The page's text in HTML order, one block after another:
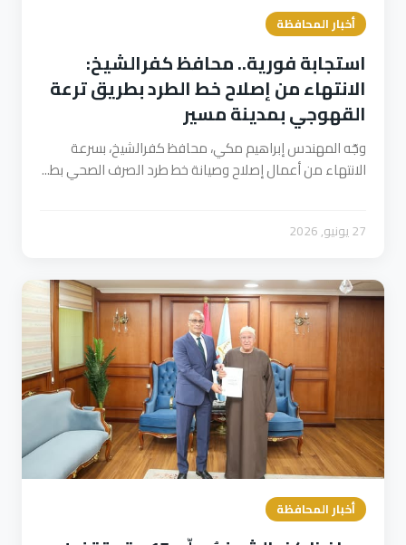
أخبار المحافظة
استجابة فورية.. محافظ كفرالشيخ:
الانتهاء من إصلاح خط الطرد بطريق ترعة
القهوجي بمدينة مسير
وجّه المهندس إبراهيم مكي، محافظ كفرالشيخ، بسرعة
الانتهاء من أعمال إصلاح وصيانة خط طرد الصرف الصحي بط...
27 يونيو, 2026
أخبار المحافظة